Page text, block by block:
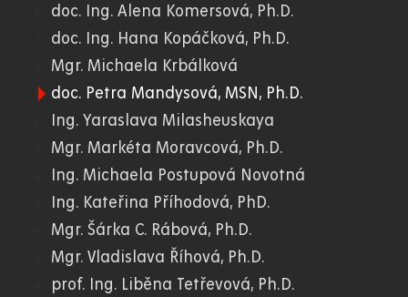
doc. Ing. Alena Komersová, Ph.D.
doc. Ing. Hana Kopáčková, Ph.D.
Mgr. Michaela Krbálková
doc. Petra Mandysová, MSN, Ph.D.
Ing. Yaraslava Milasheuskaya
Mgr. Markéta Moravcová, Ph.D.
Ing. Michaela Postupová Novotná
Ing. Kateřina Příhodová, PhD.
Mgr. Šárka C. Rábová, Ph.D.
Mgr. Vladislava Říhová, Ph.D.
prof. Ing. Liběna Tetřevová, Ph.D.